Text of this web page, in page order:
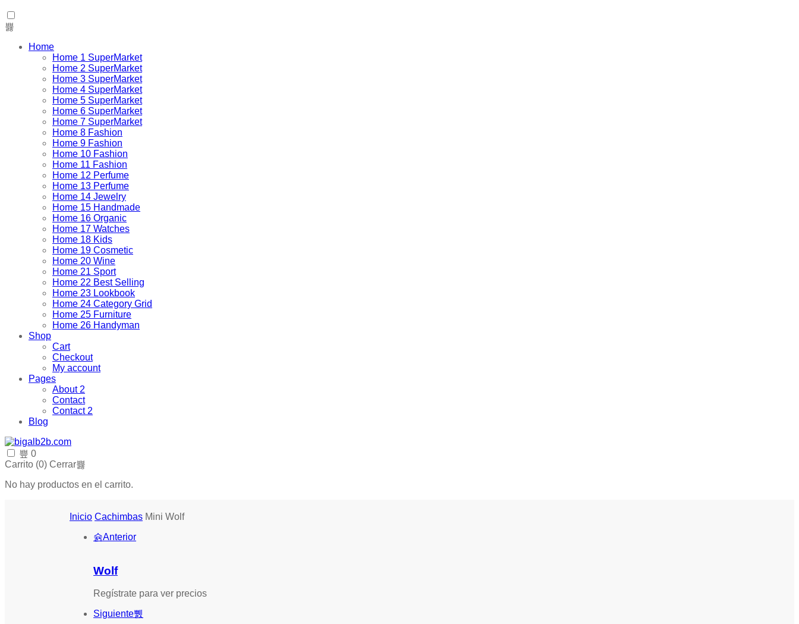
Home
Home 1 SuperMarket
Home 2 SuperMarket
Home 3 SuperMarket
Home 4 SuperMarket
Home 5 SuperMarket
Home 6 SuperMarket
Home 7 SuperMarket
Home 8 Fashion
Home 9 Fashion
Home 10 Fashion
Home 11 Fashion
Home 12 Perfume
Home 13 Perfume
Home 14 Jewelry
Home 15 Handmade
Home 16 Organic
Home 17 Watches
Home 18 Kids
Home 19 Cosmetic
Home 20 Wine
Home 21 Sport
Home 22 Best Selling
Home 23 Lookbook
Home 24 Category Grid
Home 25 Furniture
Home 26 Handyman
Shop
Cart
Checkout
My account
Pages
About 2
Contact
Contact 2
Blog
0
Carrito (0) Cerrar
No hay productos en el carrito.
Inicio Cachimbas Mini Wolf
Anterior
Wolf
Regístrate para ver precios
Siguiente